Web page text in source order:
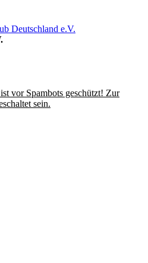
vor Spambots geschützt! Zur
sein.